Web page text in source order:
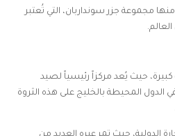
مجموعة جزر سونداربان، التي تُعتبر
كبيرة، حيث يُعد مركزاً رئيسياً لصيد
الدول المحيطة بالخليج على هذه الثروة